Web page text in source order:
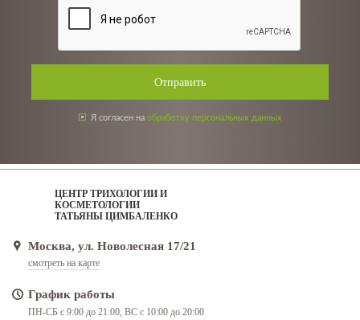
Отправить
Я согласен на обработку персональных данных
ЦЕНТР ТРИХОЛОГИИ И
КОСМЕТОЛОГИИ
ТАТЬЯНЫ ЦИМБАЛЕНКО
Москва, ул. Новолесная 17/21
смотреть на карте
График работы
ПН-СБ с 9:00 до 21:00, ВС с 10:00 до 20:00